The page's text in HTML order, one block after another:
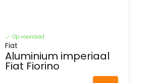
Op voorraad
Fiat
Aluminium imperiaal
Fiat Fiorino